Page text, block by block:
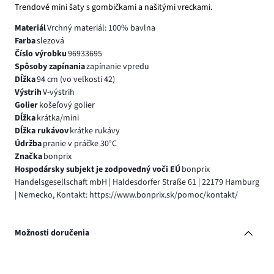
Trendové mini šaty s gombičkami a našitými vreckami.
MateriálVrchný materiál: 100% bavlna
Farbaslezová
Číslo výrobku96933695
Spôsoby zapínaniazapínanie vpredu
Dĺžka94 cm (vo veľkosti 42)
VýstrihV-výstrih
Golierkošeľový golier
Dĺžkakrátka/mini
Dĺžka rukávovkrátke rukávy
Údržbapranie v práčke 30°C
Značkabonprix
Hospodársky subjekt je zodpovedný voči EÚbonprix
Handelsgesellschaft mbH | Haldesdorfer Straße 61 | 22179 Hamburg
| Nemecko, Kontakt: https://www.bonprix.sk/pomoc/kontakt/
Možnosti doručenia